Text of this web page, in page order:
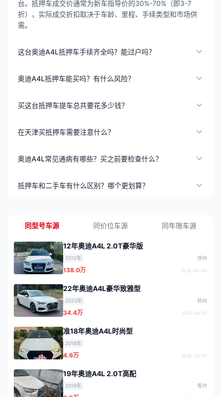
台。抵押车成交价通常为新车指导价的30%-70%（即3-7
折），实际成交折扣取决于车龄、里程、手续类型和市场供
需。
这台奥迪A4L抵押车手续齐全吗？能过户吗？
奥迪A4L抵押车能买吗？有什么风险？
买这台抵押车提车总共要花多少钱？
在天津买抵押车需要注意什么？
奥迪A4L常见通病有哪些？买之前要检查什么？
抵押车和二手车有什么区别？哪个更划算？
同型号车源 同价位车源 同年限车源
12年奥迪A4L 2.0T豪华版
2012年 徐州
138.0万 2026-08-08
22年奥迪A4L豪华致雅型
2022年 杭州
34.4万 2026-08-07
准18年奥迪A4L时尚型
2018年
4.6万 2026-08-07
19年奥迪A4L 2.0T高配
2019年 焦作